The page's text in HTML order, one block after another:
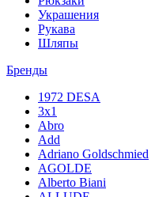
Украшения
Рукава
Шляпы
Бренды
1972 DESA
3x1
Abro
Add
Adriano Goldschmied
AGOLDE
Alberto Biani